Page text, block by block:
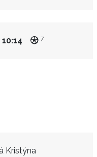
10:14 7
Kristýna